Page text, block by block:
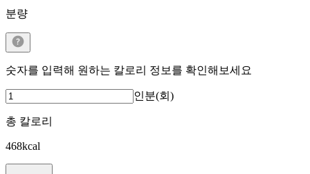
분량
숫자를 입력해 원하는 칼로리 정보를 확인해보세요
인분(회)
총 칼로리
468kcal